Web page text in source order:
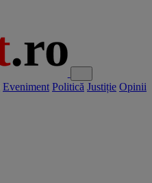
Eveniment Politică Justiție Opinii